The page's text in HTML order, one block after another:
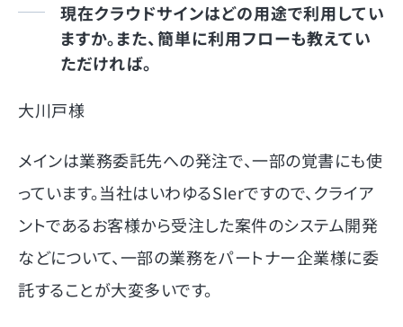
現在クラウドサインはどの用途で利用してい
ますか。また、簡単に利用フローも教えてい
ただければ。
大川戸様
メインは業務委託先への発注で、一部の覚書にも使
っています。当社はいわゆるSIerですので、クライア
ントであるお客様から受注した案件のシステム開発
などについて、一部の業務をパートナー企業様に委
託することが大変多いです。